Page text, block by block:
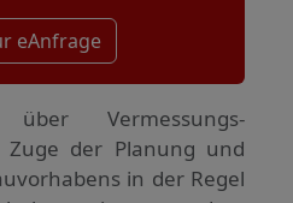
eAnfrage
Vermessungs­
der Planung und
in der Regel